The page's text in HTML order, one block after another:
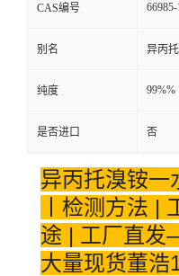
CAS编号
别名 异丙
纯度 99%%
是否进口 否
异丙托溴铵一
检测方法 |
途 | 工厂直
大量现货董浩